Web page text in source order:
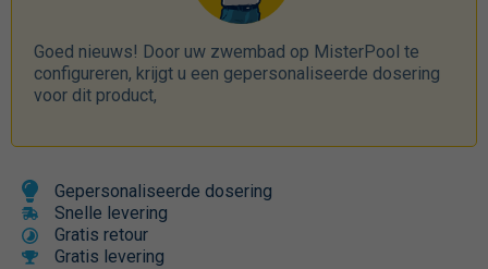
Goed nieuws! Door uw zwembad op MisterPool te
configureren, krijgt u een gepersonaliseerde dosering
voor dit product,
Gepersonaliseerde dosering
Snelle levering
Gratis retour
Gratis levering